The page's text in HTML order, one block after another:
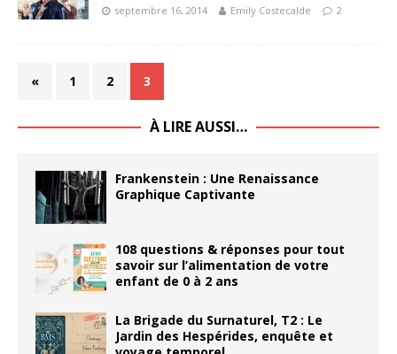
septembre 16, 2014 Emily Costecalde 2
« 1 2 3
À LIRE AUSSI…
Frankenstein : Une Renaissance
Graphique Captivante
108 questions & réponses pour tout
savoir sur l’alimentation de votre
enfant de 0 à 2 ans
La Brigade du Surnaturel, T2 : Le
Jardin des Hespérides, enquête et